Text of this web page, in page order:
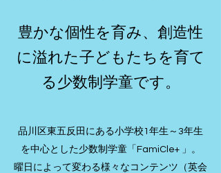
豊かな個性を育み、創造性
に溢れた子どもたちを育て
る少数制学童です。
品川区東五反田にある小学校1年生～3年生
を中心とした少数制学童「FamiCle+ 」。
曜日によって変わる様々なコンテンツ（英会